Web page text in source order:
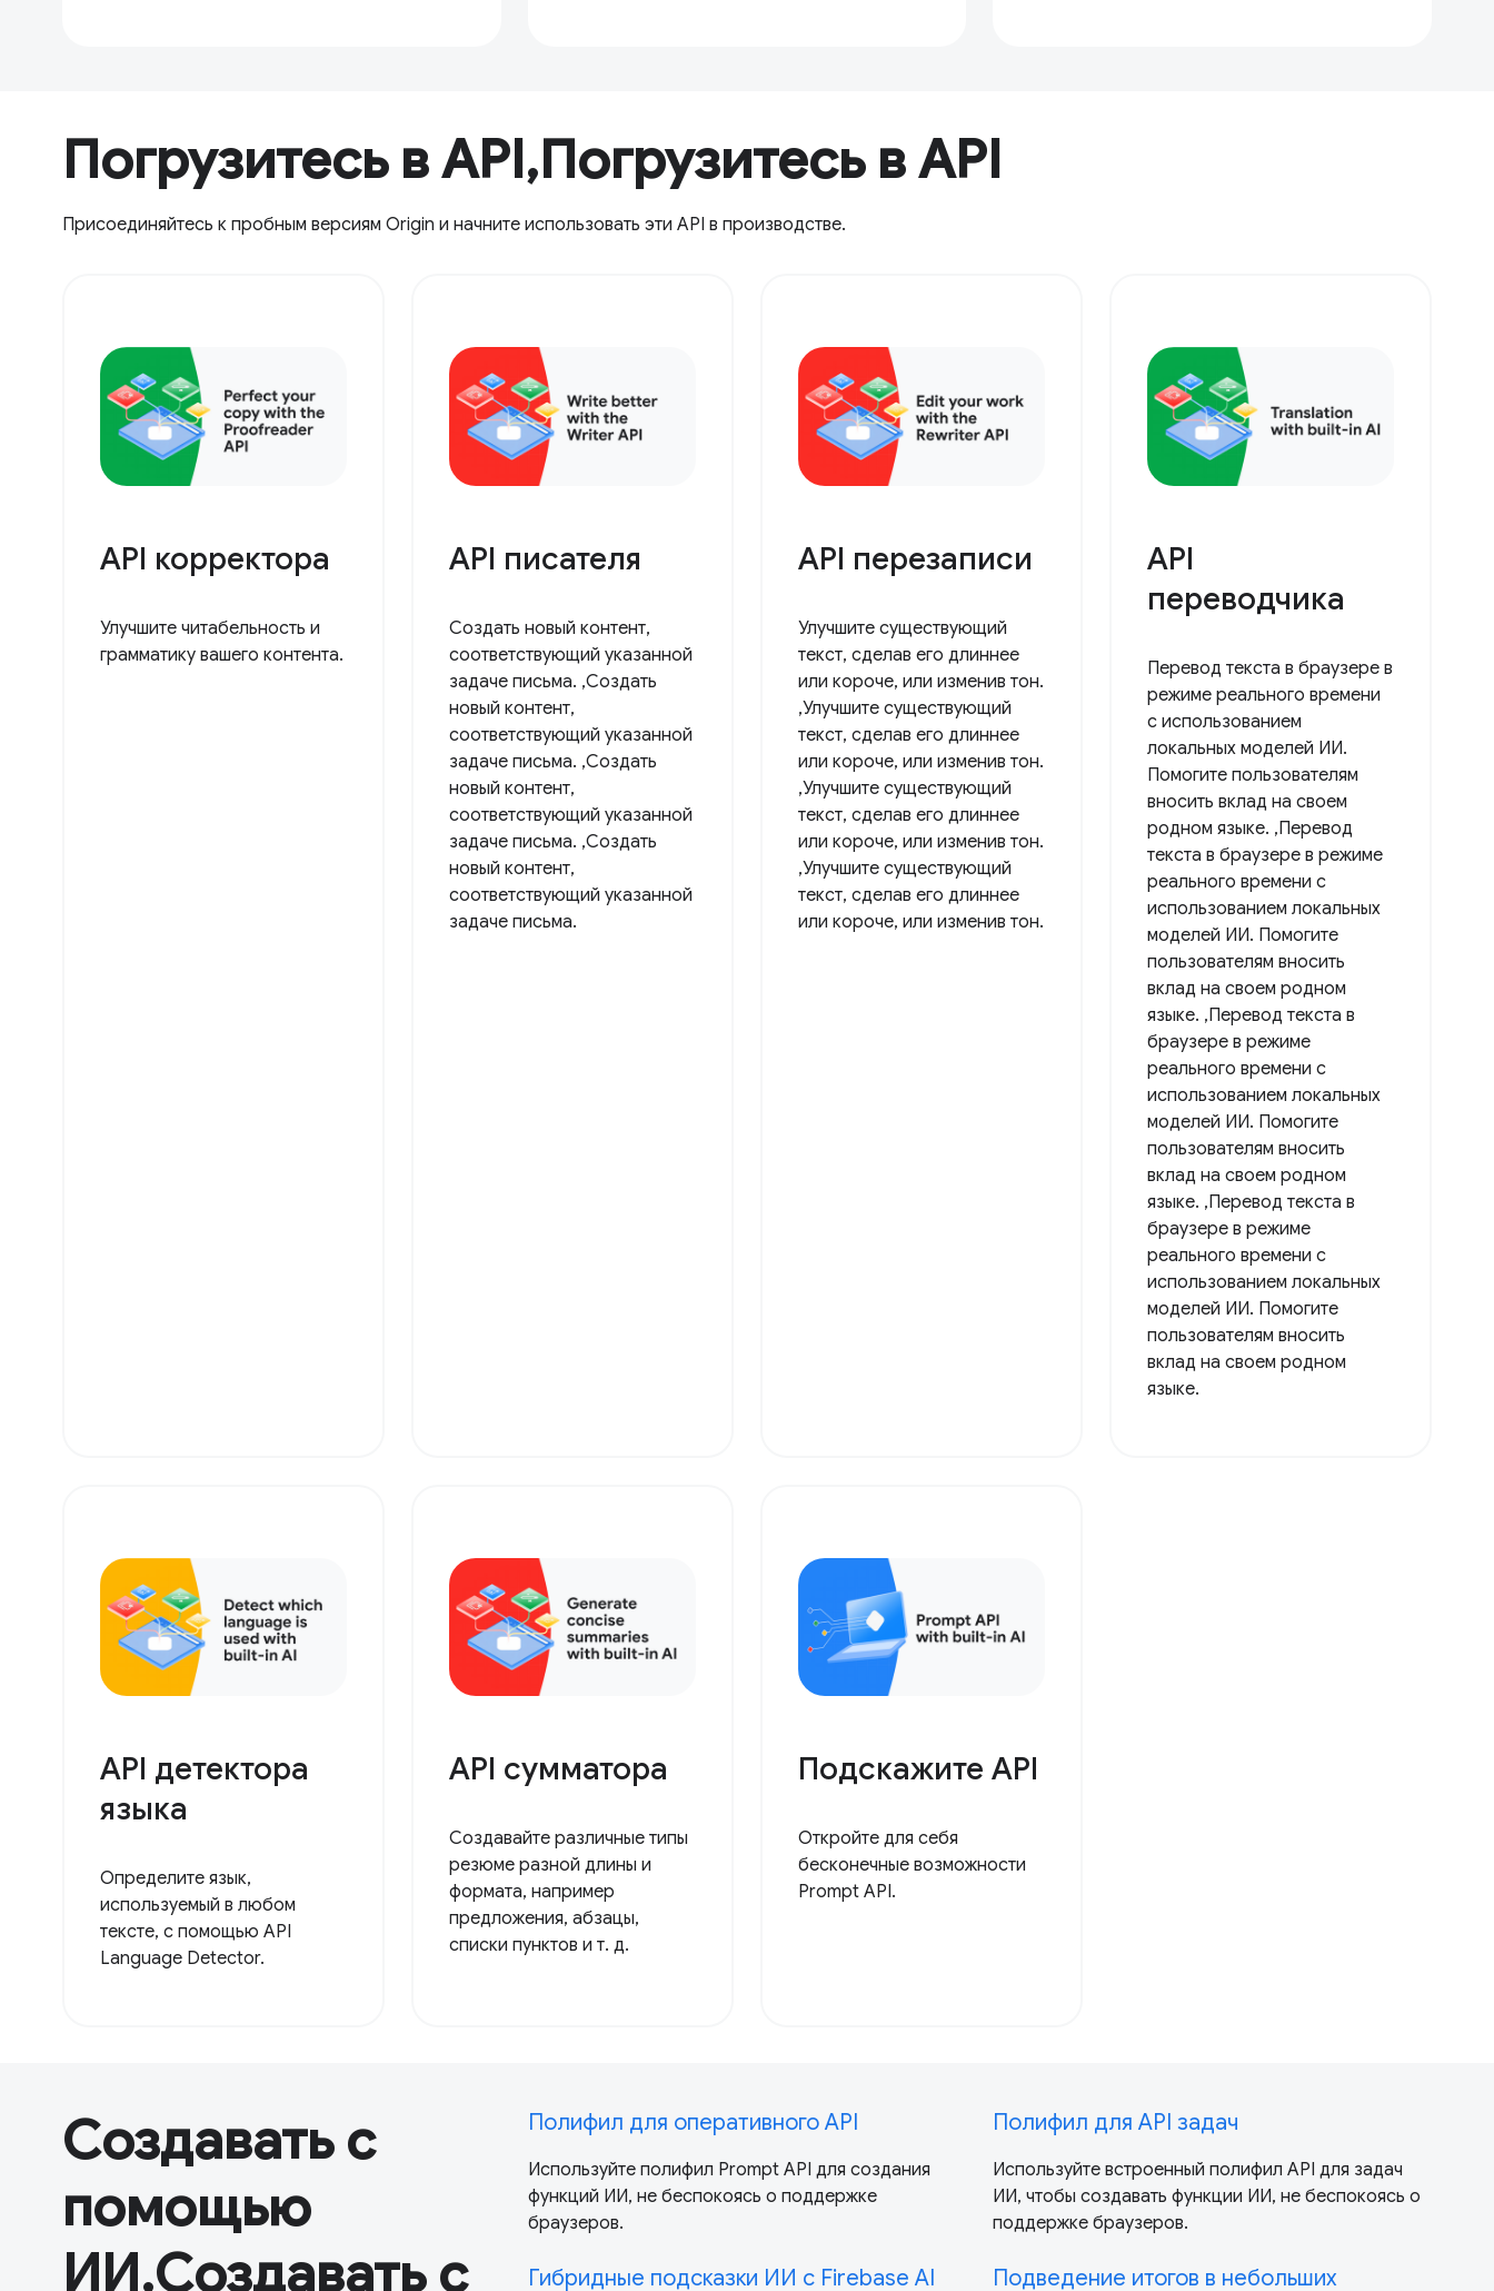
Погрузитесь в API,Погрузитесь в API
Присоединяйтесь к пробным версиям Origin и начните использовать эти API в производстве.
API корректора
Улучшите читабельность и
грамматику вашего контента.
API писателя
Создать новый контент,
соответствующий указанной
задаче письма. ,Создать
новый контент,
соответствующий указанной
задаче письма. ,Создать
новый контент,
соответствующий указанной
задаче письма. ,Создать
новый контент,
соответствующий указанной
задаче письма.
API перезаписи
Улучшите существующий
текст, сделав его длиннее
или короче, или изменив тон.
,Улучшите существующий
текст, сделав его длиннее
или короче, или изменив тон.
,Улучшите существующий
текст, сделав его длиннее
или короче, или изменив тон.
,Улучшите существующий
текст, сделав его длиннее
или короче, или изменив тон.
API
переводчика
Перевод текста в браузере в
режиме реального времени
с использованием
локальных моделей ИИ.
Помогите пользователям
вносить вклад на своем
родном языке. ,Перевод
текста в браузере в режиме
реального времени с
использованием локальных
моделей ИИ. Помогите
пользователям вносить
вклад на своем родном
языке. ,Перевод текста в
браузере в режиме
реального времени с
использованием локальных
моделей ИИ. Помогите
пользователям вносить
вклад на своем родном
языке. ,Перевод текста в
браузере в режиме
реального времени с
использованием локальных
моделей ИИ. Помогите
пользователям вносить
вклад на своем родном
языке.
API детектора
языка
Определите язык,
используемый в любом
тексте, с помощью API
Language Detector.
API сумматора
Создавайте различные типы
резюме разной длины и
формата, например
предложения, абзацы,
списки пунктов и т. д.
Подскажите API
Откройте для себя
бесконечные возможности
Prompt API.
Создавать с
помощью
ИИ,Создавать с
Полифил для оперативного API
Используйте полифил Prompt API для создания
функций ИИ, не беспокоясь о поддержке
браузеров.
Полифил для API задач
Используйте встроенный полифил API для задач
ИИ, чтобы создавать функции ИИ, не беспокоясь о
поддержке браузеров.
Гибридные подсказки ИИ с Firebase AI Подведение итогов в небольших